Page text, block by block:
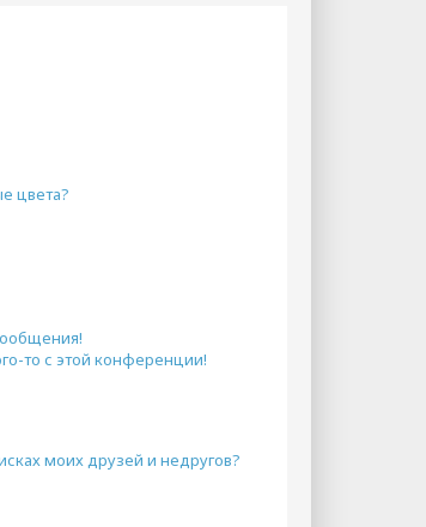
цвета?
то с этой конференции!
моих друзей и недругов?